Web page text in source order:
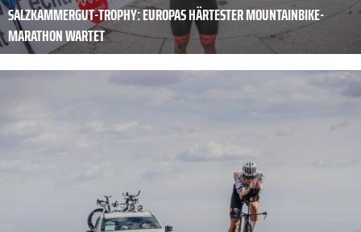
SALZKAMMERGUT-TROPHY: EUROPAS HÄRTESTER MOUNTAINBIKE-
MARATHON WARTET